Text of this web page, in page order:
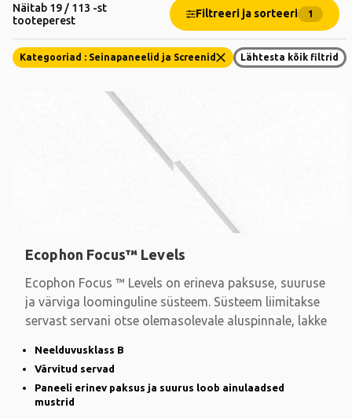
Näitab 19 / 113 -st
tooteperest
Filtreeri ja sorteeri 1
Kategooriad : Seinapaneelid ja Screenid Lähtesta kõik filtrid
Ecophon Focus™ Levels
Ecophon Focus ™ Levels on erineva paksuse, suuruse
ja värviga loominguline süsteem. Süsteem liimitakse
servast servani otse olemasolevale aluspinnale, lakke
Neelduvusklass B
Värvitud servad
Paneeli erinev paksus ja suurus loob ainulaadsed
mustrid